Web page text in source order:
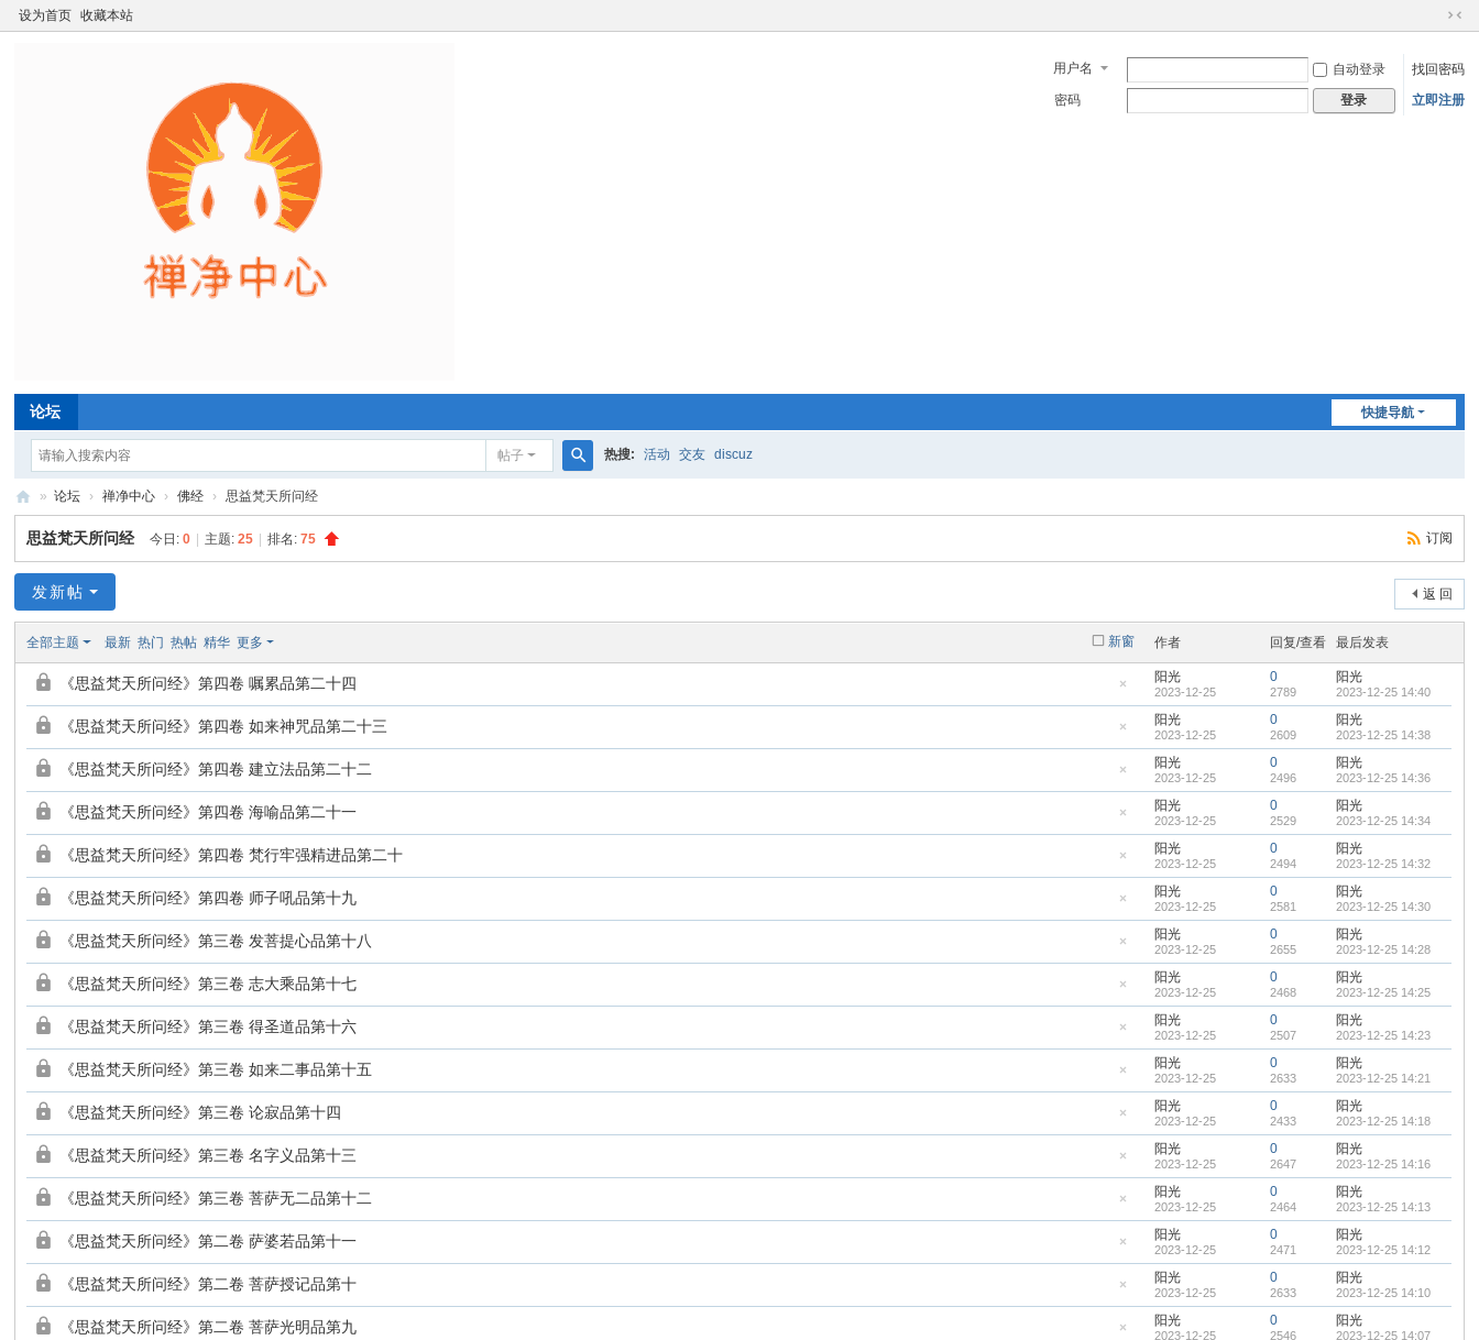
设为首页 收藏本站
切
到
窄
用户名 自动登录
找回密码
密码
登录 立即注册
快捷导航
论坛
帖子
索
热搜: 活动 交友 discuz
禅
净
中
心
» 论坛 › 禅净中心 › 佛经 › 思益梵天所问经
订阅
思益梵天所问经 今日:0 主题:25 排名:75
返 回
发新帖
新窗
全部主题 最新 热门 热帖 精华 更多 作者 回复/查看 最后发表
藏
置
帖
《思益梵天所问经》第四卷 嘱累品第二十四 阳光
2023-12-25
0
2789
阳光
2023-12-25 14:40
藏
置
帖
《思益梵天所问经》第四卷 如来神咒品第二十三 阳光
2023-12-25
0
2609
阳光
2023-12-25 14:38
藏
置
帖
《思益梵天所问经》第四卷 建立法品第二十二 阳光
2023-12-25
0
2496
阳光
2023-12-25 14:36
藏
置
帖
《思益梵天所问经》第四卷 海喻品第二十一 阳光
2023-12-25
0
2529
阳光
2023-12-25 14:34
藏
置
帖
《思益梵天所问经》第四卷 梵行牢强精进品第二十 阳光
2023-12-25
0
2494
阳光
2023-12-25 14:32
藏
置
帖
《思益梵天所问经》第四卷 师子吼品第十九 阳光
2023-12-25
0
2581
阳光
2023-12-25 14:30
藏
置
帖
《思益梵天所问经》第三卷 发菩提心品第十八 阳光
2023-12-25
0
2655
阳光
2023-12-25 14:28
藏
置
帖
《思益梵天所问经》第三卷 志大乘品第十七 阳光
2023-12-25
0
2468
阳光
2023-12-25 14:25
藏
置
帖
《思益梵天所问经》第三卷 得圣道品第十六 阳光
2023-12-25
0
2507
阳光
2023-12-25 14:23
藏
置
帖
《思益梵天所问经》第三卷 如来二事品第十五 阳光
2023-12-25
0
2633
阳光
2023-12-25 14:21
藏
置
帖
《思益梵天所问经》第三卷 论寂品第十四 阳光
2023-12-25
0
2433
阳光
2023-12-25 14:18
藏
置
帖
《思益梵天所问经》第三卷 名字义品第十三 阳光
2023-12-25
0
2647
阳光
2023-12-25 14:16
藏
置
帖
《思益梵天所问经》第三卷 菩萨无二品第十二 阳光
2023-12-25
0
2464
阳光
2023-12-25 14:13
藏
置
帖
《思益梵天所问经》第二卷 萨婆若品第十一 阳光
2023-12-25
0
2471
阳光
2023-12-25 14:12
藏
置
《思益梵天所问经》第二卷 菩萨授记品第十 阳光
2023-12-25
0
2633
阳光
2023-12-25 14:10
《思益梵天所问经》第二卷 菩萨光明品第九 阳光
2023-12-25
0
2546
阳光
2023-12-25 14:07